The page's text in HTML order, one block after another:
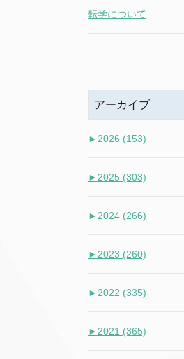
転学について
アーカイブ
► 2026 (153)
► 2025 (303)
► 2024 (266)
► 2023 (260)
► 2022 (335)
► 2021 (365)